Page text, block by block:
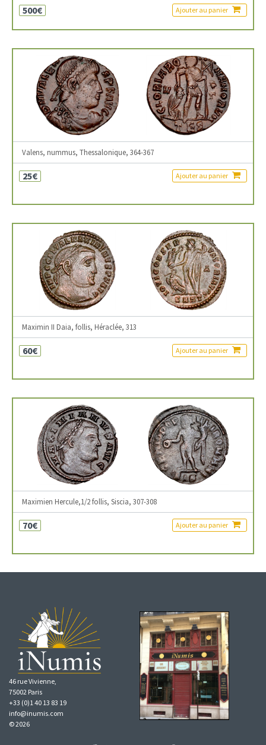
500€ Ajouter au panier
Valens, nummus, Thessalonique, 364-367
25€ Ajouter au panier
Maximin II Daia, follis, Héraclée, 313
60€ Ajouter au panier
Maximien Hercule,1/2 follis, Siscia, 307-308
70€ Ajouter au panier
46 rue Vivienne,
75002 Paris
+33 (0)1 40 13 83 19
info@inumis.com
© 2026